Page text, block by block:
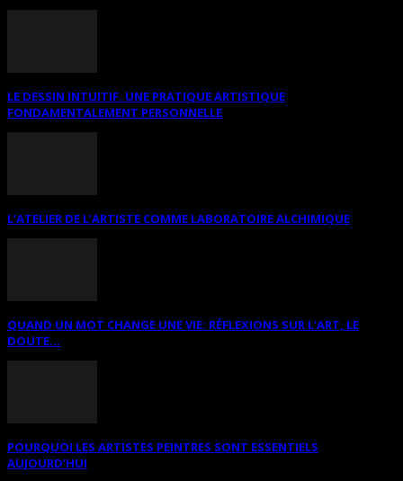
LE DESSIN INTUITIF. UNE PRATIQUE ARTISTIQUE
FONDAMENTALEMENT PERSONNELLE
L’ATELIER DE L’ARTISTE COMME LABORATOIRE ALCHIMIQUE
QUAND UN MOT CHANGE UNE VIE: RÉFLEXIONS SUR L’ART, LE
DOUTE...
POURQUOI LES ARTISTES PEINTRES SONT ESSENTIELS
AUJOURD’HUI